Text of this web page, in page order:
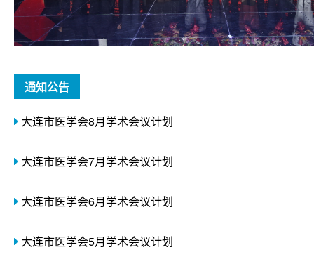
通知公告
大连市医学会8月学术会议计划
大连市医学会7月学术会议计划
大连市医学会6月学术会议计划
大连市医学会5月学术会议计划